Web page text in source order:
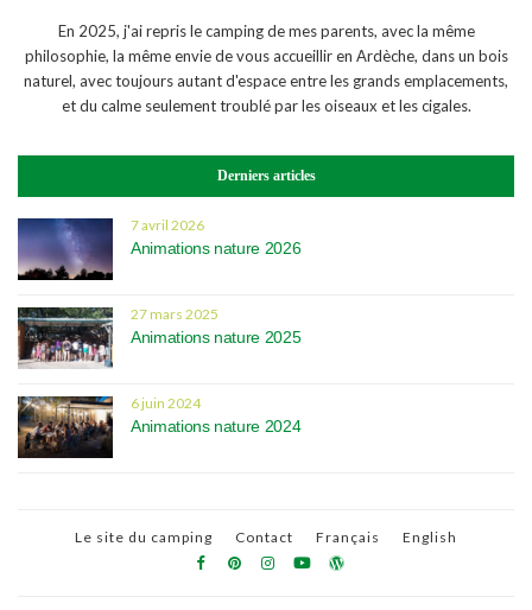
En 2025, j'ai repris le camping de mes parents, avec la même
philosophie, la même envie de vous accueillir en Ardèche, dans un bois
naturel, avec toujours autant d'espace entre les grands emplacements,
et du calme seulement troublé par les oiseaux et les cigales.
Derniers articles
7 avril 2026
Animations nature 2026
27 mars 2025
Animations nature 2025
6 juin 2024
Animations nature 2024
Le site du camping Contact Français English